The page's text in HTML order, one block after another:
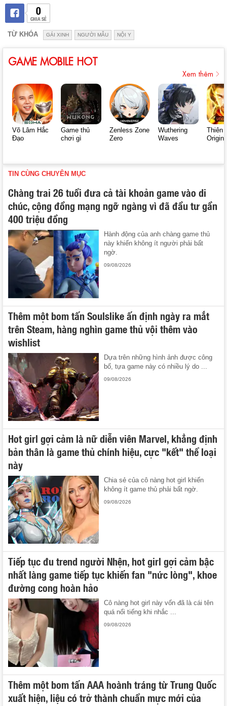
0
CHIA SẺ
TỪ KHÓA GÁI XINH NGƯỜI MẪU NỘI Y
GAME MOBILE HOT
Xem thêm
Võ Lâm Hắc
Đạo
Game thủ
chơi gì
Zenless Zone
Zero
Wuthering
Waves
Thiên
Origin
TIN CÙNG CHUYÊN MỤC
Chàng trai 26 tuổi đưa cả tài khoản game vào di
chúc, cộng đồng mạng ngỡ ngàng vì đã đầu tư gần
400 triệu đồng
Hành động của anh chàng game thủ
này khiến không ít người phải bất
ngờ.
09/08/2026
Thêm một bom tấn Soulslike ấn định ngày ra mắt
trên Steam, hàng nghìn game thủ vội thêm vào
wishlist
Dựa trên những hình ảnh được công
bố, tựa game này có nhiều lý do ...
09/08/2026
Hot girl gợi cảm là nữ diễn viên Marvel, khẳng định
bản thân là game thủ chính hiệu, cực "kết" thể loại
này
Chia sẻ của cô nàng hot girl khiến
không ít game thủ phải bất ngờ.
09/08/2026
Tiếp tục đu trend người Nhện, hot girl gợi cảm bậc
nhất làng game tiếp tục khiến fan "nức lòng", khoe
đường cong hoàn hảo
Cô nàng hot girl này vốn đã là cái tên
quá nổi tiếng khi nhắc ...
09/08/2026
Thêm một bom tấn AAA hoành tráng từ Trung Quốc
xuất hiện, liệu có trở thành chuẩn mực mới của